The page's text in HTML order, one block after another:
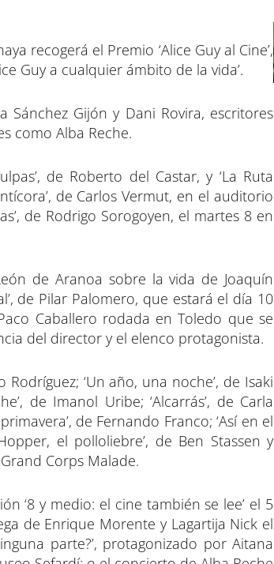
recogerá el Premio ‘Alice Guy al Cine’,
Guy a cualquier ámbito de la vida’.
Gijón y Dani Rovira, escritores
como Alba Reche.
de Roberto del Castar, y ‘La Ruta
de Carlos Vermut, en el auditorio
de Rodrigo Sorogoyen, el martes 8 en
de Aranoa sobre la vida de Joaquín
de Pilar Palomero, que estará el día 10
Caballero rodada en Toledo que se
del director y el elenco protagonista.
‘Un año, una noche’, de Isaki
de Imanol Uribe; ‘Alcarrás’, de Carla
de Fernando Franco; ‘Así en el
el polloliebre’, de Ben Stassen y
Corps Malade.
‘8 y medio: el cine también se lee’ el 5
de Enrique Morente y Lagartija Nick el
parte?’, protagonizado por Aitana